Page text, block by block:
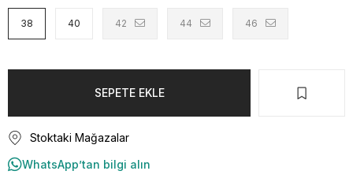
38 40 42 44 46
Stoktaki Mağazalar
WhatsApp’tan bilgi alın